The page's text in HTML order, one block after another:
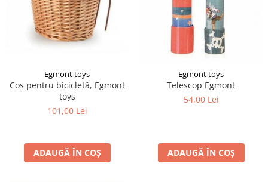
Egmont toys
Coș pentru bicicletă, Egmont
toys
101,00 Lei
ADAUGĂ ÎN COȘ
Egmont toys
Telescop Egmont
54,00 Lei
ADAUGĂ ÎN COȘ